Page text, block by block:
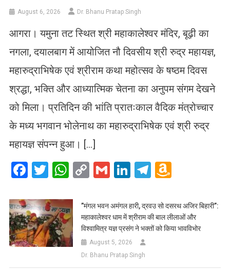
August 6, 2026 Dr. Bhanu Pratap Singh
आगरा। यमुना तट स्थित श्री महाकालेश्वर मंदिर, बूढ़ी का
नगला, दयालबाग में आयोजित नौ दिवसीय श्री रुद्र महायज्ञ,
महारुद्राभिषेक एवं श्रीराम कथा महोत्सव के षष्ठम दिवस
श्रद्धा, भक्ति और आध्यात्मिक चेतना का अनुपम संगम देखने
को मिला। प्रतिदिन की भांति प्रातःकाल वैदिक मंत्रोच्चार
के मध्य भगवान भोलेनाथ का महारुद्राभिषेक एवं श्री रुद्र
महायज्ञ संपन्न हुआ। […]
Facebook
Twitter
WhatsApp
CopyGmailLinkedIn
Telegram
List
​”मंगल भवन अमंगल हारी, द्रवउ सो दसरथ अजिर बिहारी”:
महाकालेश्वर धाम में श्रीराम की बाल लीलाओं और
विश्वामित्र यज्ञ प्रसंग ने भक्तों को किया भावविभोर
August 5, 2026
Dr. Bhanu Pratap Singh